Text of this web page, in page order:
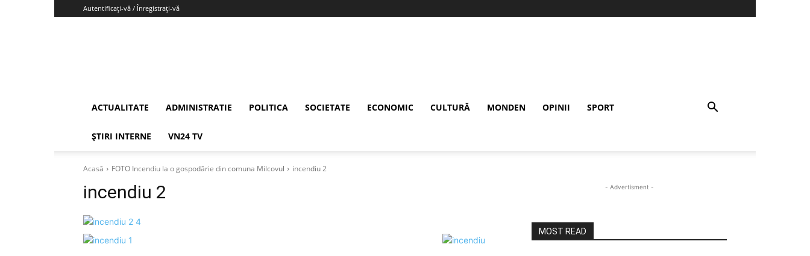
Autentificați-vă / Înregistrați-vă
ACTUALITATE ADMINISTRATIE POLITICA SOCIETATE ECONOMIC CULTURĂ MONDEN OPINII SPORT
ȘTIRI INTERNE VN24 TV
Acasă FOTO Incendiu la o gospodărie din comuna Milcovul incendiu 2
incendiu 2 - Advertisment -
MOST READ